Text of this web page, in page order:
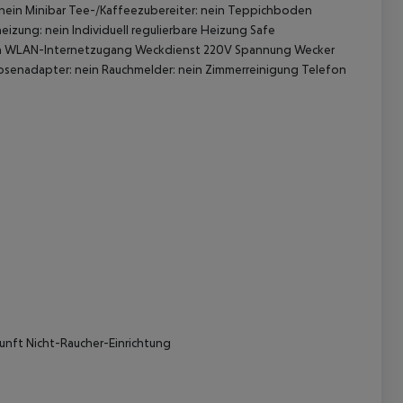
Minibar Tee-/Kaffeezubereiter: nein Teppichboden
nein Individuell regulierbare Heizung Safe
Internetzugang Weckdienst 220V Spannung Wecker
nein Rauchmelder: nein Zimmerreinigung Telefon
Nicht-Raucher-Einrichtung